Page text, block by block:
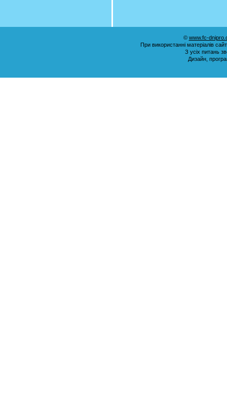
© www.fc-
При використанні матеріалів
З усіх питань
Дизайн,